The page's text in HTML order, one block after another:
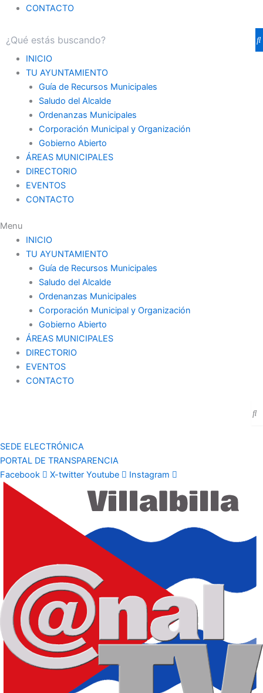
CONTACTO
INICIO
TU AYUNTAMIENTO
Guía de Recursos Municipales
Saludo del Alcalde
Ordenanzas Municipales
Corporación Municipal y Organización
Gobierno Abierto
ÁREAS MUNICIPALES
DIRECTORIO
EVENTOS
CONTACTO
Menu
INICIO
TU AYUNTAMIENTO
Guía de Recursos Municipales
Saludo del Alcalde
Ordenanzas Municipales
Corporación Municipal y Organización
Gobierno Abierto
ÁREAS MUNICIPALES
DIRECTORIO
EVENTOS
CONTACTO
SEDE ELECTRÓNICA
PORTAL DE TRANSPARENCIA
Facebook
X-twitter Youtube Instagram